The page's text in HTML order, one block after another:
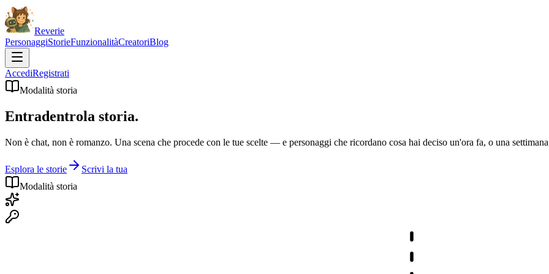
Reverie
PersonaggiStorieFunzionalitàCreatoriBlog
AccediRegistrati
Modalità storia
Entradentrola storia.
Non è chat, non è romanzo. Una scena che procede con le tue scelte — e personaggi che ricordano cosa hai deciso un'ora fa, o una
Esplora le storie
Scrivi la tua
Modalità storia